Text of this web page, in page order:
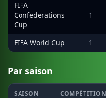
FIFA
Confederations
Cup
1
FIFA World Cup 1
Par saison
SAISON COMPÉTITION